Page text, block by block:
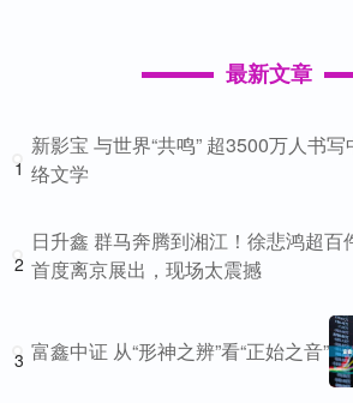
最新文章
1
新影宝 与世界“共鸣” 超3500万人书写
络文学
2
日升鑫 群马奔腾到湘江！徐悲鸿超百
首度离京展出，现场太震撼
3 富鑫中证 从“形神之辨”看“正始之音”